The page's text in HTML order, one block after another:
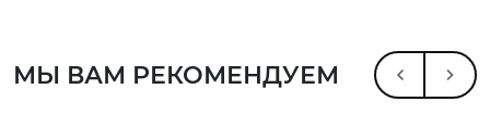
МЫ ВАМ РЕКОМЕНДУЕМ